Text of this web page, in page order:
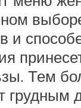
и
Тем
грудным